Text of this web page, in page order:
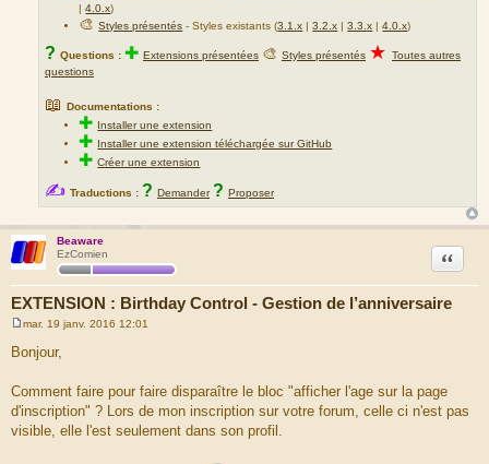
|4.0.x)
🎨Styles présentés - Styles existants (3.1.x |3.2.x |3.3.x |4.0.x)
? Questions : ✚ Extensions présentées 🎨 Styles présentés ★ Toutes autres
questions
📖 Documentations :
✚ Installer une extension
✚ Installer une extension téléchargée sur GitHub
✚Créer une extension
✍ Traductions : ? Demander ? Proposer
Beaware
EzComien
EXTENSION : Birthday Control - Gestion de l’anniversaire
Citation
e
s
a
g
e
mar. 19 janv. 2016 12:01
Bonjour,
Comment faire pour faire disparaître le bloc "afficher l'age sur la page
d'inscription" ? Lors de mon inscription sur votre forum, celle ci n'est pas
visible, elle l'est seulement dans son profil.